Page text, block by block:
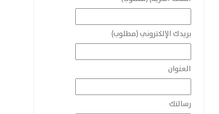
بريدك الإلكتروني (مطلوب)
العنوان
رسالتك